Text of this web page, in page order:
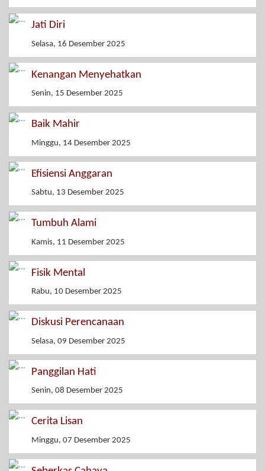
Jati Diri
Selasa, 16 Desember 2025
Kenangan Menyehatkan
Senin, 15 Desember 2025
Baik Mahir
Minggu, 14 Desember 2025
Efisiensi Anggaran
Sabtu, 13 Desember 2025
Tumbuh Alami
Kamis, 11 Desember 2025
Fisik Mental
Rabu, 10 Desember 2025
Diskusi Perencanaan
Selasa, 09 Desember 2025
Panggilan Hati
Senin, 08 Desember 2025
Cerita Lisan
Minggu, 07 Desember 2025